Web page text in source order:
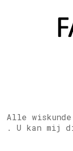
Alle
. U kan mij